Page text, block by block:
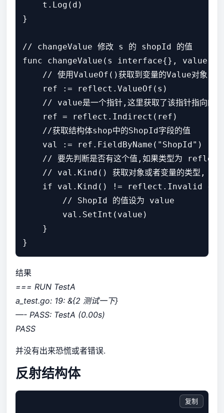
    t.Log(d)
}
// changeValue 修改 s 的 shopId 的值
func changeValue(s interface{}, value
    // 使用ValueOf()获取到变量的Value对象
    ref := reflect.ValueOf(s)
// value是一个指针,这里获取了该指针指向的
    ref = reflect.Indirect(ref)
    //获取结构体shop中的ShopId字段的值
    val := ref.FieldByName("ShopId")
// 要先判断是否有这个值,如果类型为
// val.Kind() 获取对象或者变量的类型, 如
    if val.Kind() != reflect.Invalid {
        // ShopId 的值设为 value
        val.SetInt(value)
    }
结果
=== RUN TestA
a_test.go: 19: &{2 测试一下}
—- PASS: TestA (0.00s)
PASS
并没有出来恐慌或者错误.
反射结构体
复制